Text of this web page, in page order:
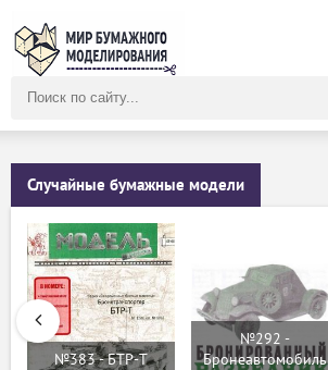
сайту
Случайные бумажные модели
№383 - БТР-T
№292 -
Бронеавтомобиль